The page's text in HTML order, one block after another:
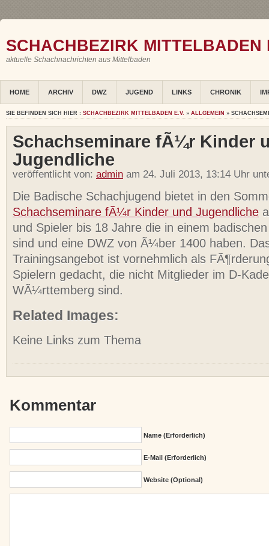
SCHACHBEZIRK MITTELBADEN
aktuelle Schachnachrichten aus Mittelbaden
HOME ARCHIV DWZ JUGEND LINKS CHRONIK
SIE BEFINDEN SICH HIER : SCHACHBEZIRK MITTELBADEN E.V. » ALLGEMEIN »
Schachseminare fÃ¼r Kinder
Jugendliche
veröffentlicht von: admin am 24. Juli 2013, 13:14 Uhr
Die Badische Schachjugend bietet in den
Schachseminare fÃ¼r Kinder und Jugendliche
und Spieler bis 18 Jahre die in einem
sind und eine DWZ von Ã¼ber 1400 haben.
Trainingsangebot ist vornehmlich als
Spielern gedacht, die nicht Mitglieder im D-
WÃ¼rttemberg sind.
Related Images:
Keine Links zum Thema
Kommentar
Name (erforderlich)
E-Mail (erforderlich)
Website (Optional)